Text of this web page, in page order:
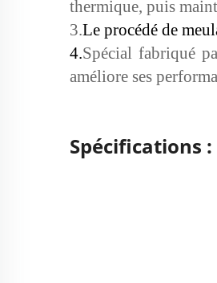
thermique, puis
3.Le procédé de
4.Spécialfabriqué
améliore ses
Spécifications :